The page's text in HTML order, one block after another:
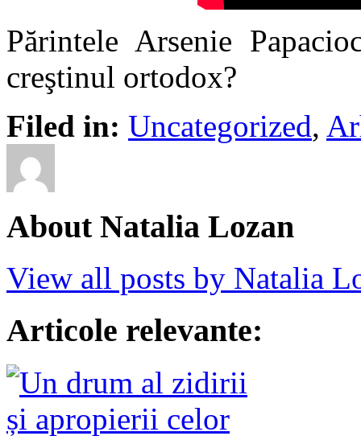
Părintele Arsenie
creştinul ortodox?
Filed in: Uncategorized,
About Natalia Lozan
View all posts by Natalia
Articole relevante: